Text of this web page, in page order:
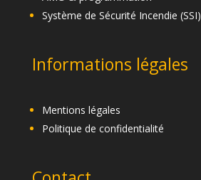
Système de Sécurité Incendie (SSI)
Informations légales
Mentions légales
Politique de confidentialité